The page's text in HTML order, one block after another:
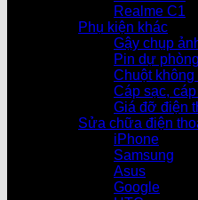
Realme C1
Phụ kiện khác
Gậy chụp
Pin dự phòng
Chuột không
Cáp sạc,
Giá đỡ điện
Sửa chữa điện
iPhone
Samsung
Asus
Google